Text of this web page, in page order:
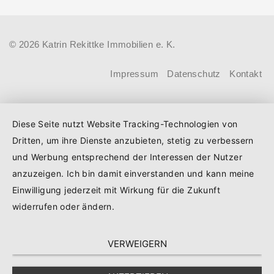
beantragen. Für Familien mit einem
Kind steigt der Förderhöchstbetrag von
Euro (vorher: 125.000 Euro) und für
Familien mit drei und mehr Kindern auf
Darlehenszinsen von „Jung kauft Alt“
werden aus Mitteln des
Stadtentwicklung und Bauwesen
(BMWSB) verbilligt: Heute liegt der
© 2026 Katrin Rekittke Immobilien e. K.
Impressum Datenschutz Kontakt
Diese Seite nutzt Website Tracking-Technologien von
Dritten, um ihre Dienste anzubieten, stetig zu verbessern
und Werbung entsprechend der Interessen der Nutzer
anzuzeigen. Ich bin damit einverstanden und kann meine
Einwilligung jederzeit mit Wirkung für die Zukunft
widerrufen oder ändern.
VERWEIGERN